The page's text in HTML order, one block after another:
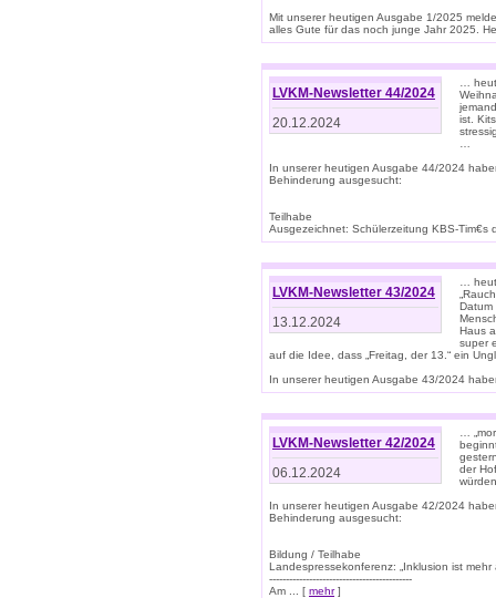
Mit unserer heutigen Ausgabe 1/2025
alles Gute für das noch junge Jahr 2025.
LVKM-Newsletter 44/2024
20.12.2024
…
ist.
In unserer heutigen Ausgabe 44/2024
Behinderung ausgesucht:
Teilhabe
Ausgezeichnet: Schülerzeitung KBS-Tim€s
LVKM-Newsletter 43/2024
13.12.2024
…
Datum
Haus
super
auf die Idee, dass „Freitag, der 13.“ ein
In unserer heutigen Ausgabe 43/2024
LVKM-Newsletter 42/2024
06.12.2024
…
der
In unserer heutigen Ausgabe 42/2024
Behinderung ausgesucht:
Bildung / Teilhabe
Landespressekonferenz: „Inklusion ist mehr
-------------------------------------------
Am ... [ mehr]